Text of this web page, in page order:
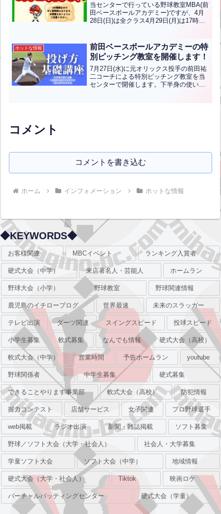
当センターで行っている野球教室MBA(前
田ベースボールアカデミー)ですが、4月
28日(日)は全クラス4月29日(月)は17時の
になります。お間違えないように...全文
はクリック
ホットな情報
前田ベースボールアカデミーの特
別ピッチング教室を開催します！
7月27日(水)に元オリックス投手の前田祐
二コーチによる特別ピッチング教室を当
センターで開催します。下半身の使い方
コメント
コメントを書き込む
ホーム インフォメーション ホットな情報
◆KEYWORDS◆
お客様関連 MBCイベント ランキング入賞者
硬式大会（中学） 来店著名人・芸能人 ホームラン
野球大会（小学） 野球教室 野球関連情報
鹿児島のイチローブログ 世界最速 未来のスラッガー
テレビ出演 ダーツ関連 スイングスピード 投球スピード
小学生募集 軟式募集 なんでも情報 硬式大会（高校）
軟式大会（中学） 営業時間 予告ホームラン youtube
野球関係者 中学生募集 硬式募集
できることやります事業部 軟式大会（高校） 防犯情報
握力コンテスト 店舗サービス 女子関連 プロ野球選手
web掲載 ラジオ出演 新聞・雑誌掲載 ソフト募集
野球／ソフト大会（大学・社会人） 社会人・大学募集
学童ソフト大会 ソフト大会（中学） 地域情報
硬式大会（大学・社会人） Tiktok 映画ロケ
バーチャルバッティングセンター 硬式大会（学童）